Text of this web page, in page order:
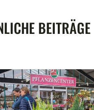
BEITRÄGE